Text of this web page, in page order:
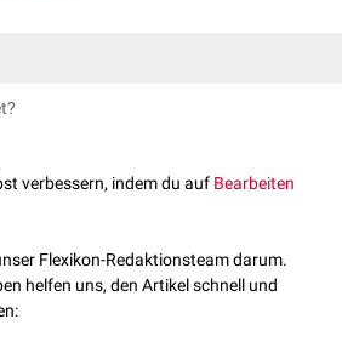
bildet zusammen mit der
arteriellen Gefäßbogen, den
verbessern, indem du auf Bearbeiten
Flexikon-Redaktionsteam darum.
helfen uns, den Artikel schnell und